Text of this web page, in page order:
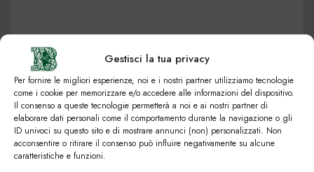
Gestisci la tua privacy
Per fornire le migliori esperienze, noi e i nostri partner utilizziamo tecnologie
come i cookie per memorizzare e/o accedere alle informazioni del dispositivo.
Il consenso a queste tecnologie permetterà a noi e ai nostri partner di
elaborare dati personali come il comportamento durante la navigazione o gli
ID univoci su questo sito e di mostrare annunci (non) personalizzati. Non
acconsentire o ritirare il consenso può influire negativamente su alcune
caratteristiche e funzioni.